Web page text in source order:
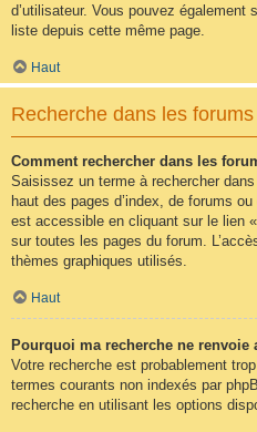
d’utilisateur. Vous pouvez
liste depuis cette même page.
Haut
Recherche dans les forums
Comment rechercher dans les
Saisissez un terme à rechercher
haut des pages d’index, de forums
est accessible en cliquant sur le lien
sur toutes les pages du forum.
thèmes graphiques utilisés.
Haut
Pourquoi ma recherche ne renvoie
Votre recherche est probablement
termes courants non indexés par
recherche en utilisant les options